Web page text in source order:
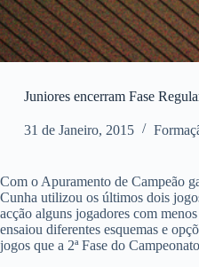
Juniores encerram Fase
31 de Janeiro, 2015
Com o Apuramento de Campeão
Cunha utilizou os últimos dois
acção alguns jogadores com
ensaiou diferentes esquemas e
jogos que a 2ª Fase do